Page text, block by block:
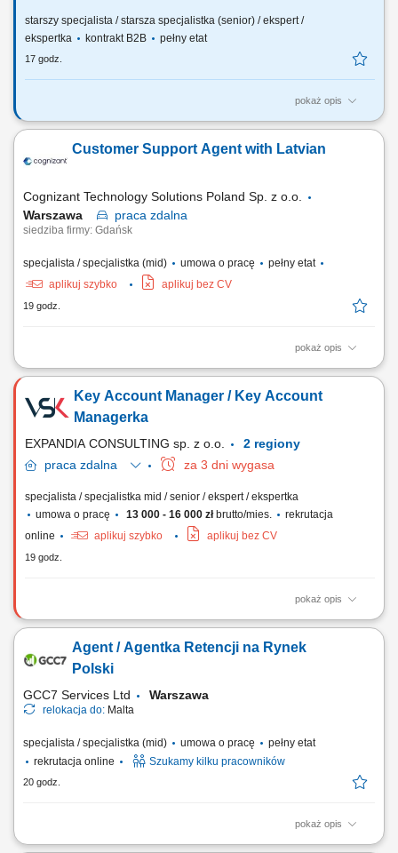
starszy specjalista / starsza specjalistka (senior) / ekspert /
ekspertka
kontrakt B2B pełny etat
17 godz.
pokaż opis
Zadania, które na Ciebie czekają: Rozwijanie współpracy z obecnymi i
Polsce; Sprzedaż kompleksowych rozwiązań oraz usług IT i ICT, w tym:
Cloud, Infrastruktura, Cybersecurity, Modern Workplace, Networking.
Customer Support Agent with Latvian
Cognizant Technology Solutions Poland Sp. z o.o.
Warszawa
praca zdalna
siedziba firmy: Gdańsk
specjalista / specjalistka (mid) umowa o pracę
pełny etat
aplikuj szybko
aplikuj bez CV
19 godz.
pokaż opis
What we do We are dedicated to helping the world's leading companies
digital. Cognizant Poland offices are located in Gdańsk, Wrocław, and
Kraków. With the capacity to support various clients, we offer a world of...
Key Account Manager / Key Account
Managerka
EXPANDIA CONSULTING sp. z o.o.
praca zdalna za 3 dni wygasa
specjalista / specjalistka mid / senior / ekspert / ekspertka
umowa o pracę
13 000 - 16 000 złbrutto/mies.
rekrutacja
online
aplikuj szybko aplikuj bez CV
19 godz.
pokaż opis
Zadania Aktywne pozyskiwanie klientów i rozwój sprzedaży w Polsce
sektorem B2B; Przygotowywanie ofert handlowych oraz prowadzenie
negocjacji; Bieżąca analiza rentowności, marżowości oraz kontrola
Agent / Agentka Retencji na Rynek
Polski
GCC7 Services Ltd Warszawa
relokacja do: Malta
specjalista / specjalistka (mid) umowa o pracę
pełny etat
rekrutacja online
Szukamy kilku pracowników
20 godz.
pokaż opis
ZAKRES OBOWIĄZKÓW: Aktywny kontakt telefoniczny z klientami